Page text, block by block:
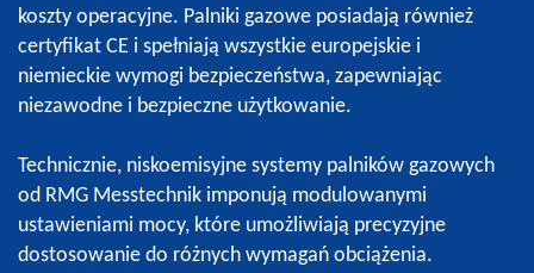
koszty operacyjne. Palniki gazowe posiadają również
certyfikat CE i spełniają wszystkie europejskie i
niemieckie wymogi bezpieczeństwa, zapewniając
niezawodne i bezpieczne użytkowanie.
Technicznie, niskoemisyjne systemy palników gazowych
od RMG Messtechnik imponują modulowanymi
ustawieniami mocy, które umożliwiają precyzyjne
dostosowanie do różnych wymagań obciążenia.